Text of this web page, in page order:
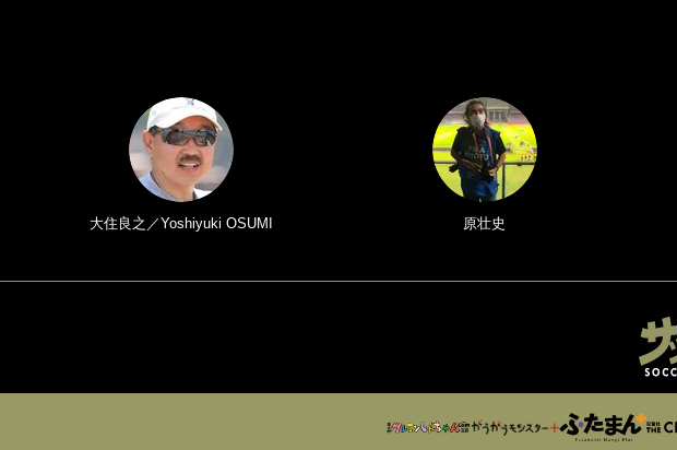
大住良之／Yoshiyuki OSUMI 原壮史